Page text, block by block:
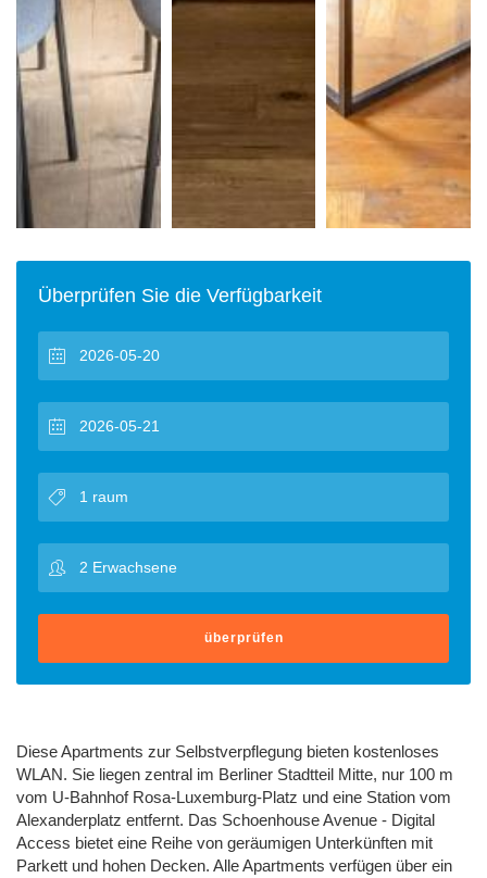
Überprüfen Sie die Verfügbarkeit
überprüfen
Diese Apartments zur Selbstverpflegung bieten kostenloses
WLAN. Sie liegen zentral im Berliner Stadtteil Mitte, nur 100 m
vom U-Bahnhof Rosa-Luxemburg-Platz und eine Station vom
Alexanderplatz entfernt. Das Schoenhouse Avenue - Digital
Access bietet eine Reihe von geräumigen Unterkünften mit
Parkett und hohen Decken. Alle Apartments verfügen über ein